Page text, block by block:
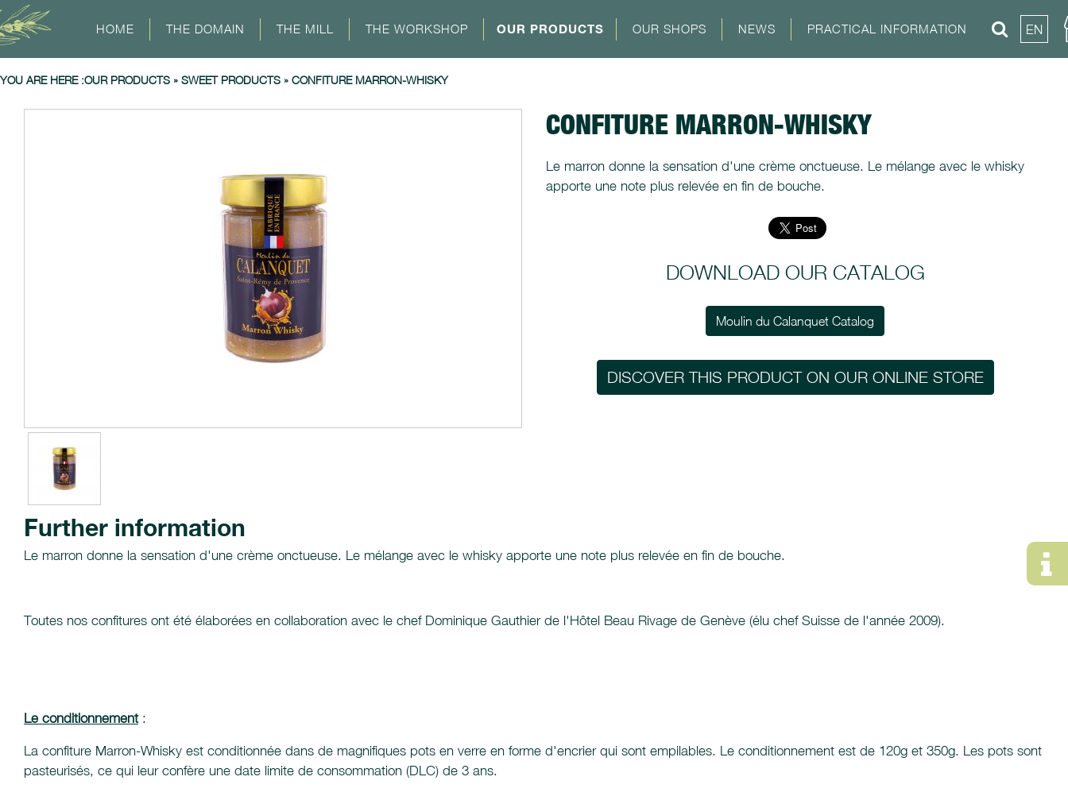
HOME THE DOMAIN THE MILL THE WORKSHOP OUR PRODUCTS OUR SHOPS NEWS PRACTICAL INFORMATION EN
YOU ARE HERE :OUR PRODUCTS » SWEET PRODUCTS » CONFITURE MARRON-WHISKY
CONFITURE MARRON-WHISKY
Le marron donne la sensation d'une crème onctueuse. Le mélange avec le whisky
apporte une note plus relevée en fin de bouche.
DOWNLOAD OUR CATALOG
Moulin du Calanquet Catalog
DISCOVER THIS PRODUCT ON OUR ONLINE STORE
Further information
Le marron donne la sensation d'une crème onctueuse. Le mélange avec le whisky apporte une note plus relevée en fin de bouche.
Toutes nos confitures ont été élaborées en collaboration avec le chef Dominique Gauthier de l'Hôtel Beau Rivage de Genève (élu chef Suisse de l'année 2009).
Le conditionnement:
La confiture Marron-Whisky est conditionnée dans de magnifiques pots en verre en forme d'encrier qui sont empilables. Le conditionnement est de 120g et 350g. Les pots sont
pasteurisés, ce qui leur confère une date limite de consommation (DLC) de 3 ans.